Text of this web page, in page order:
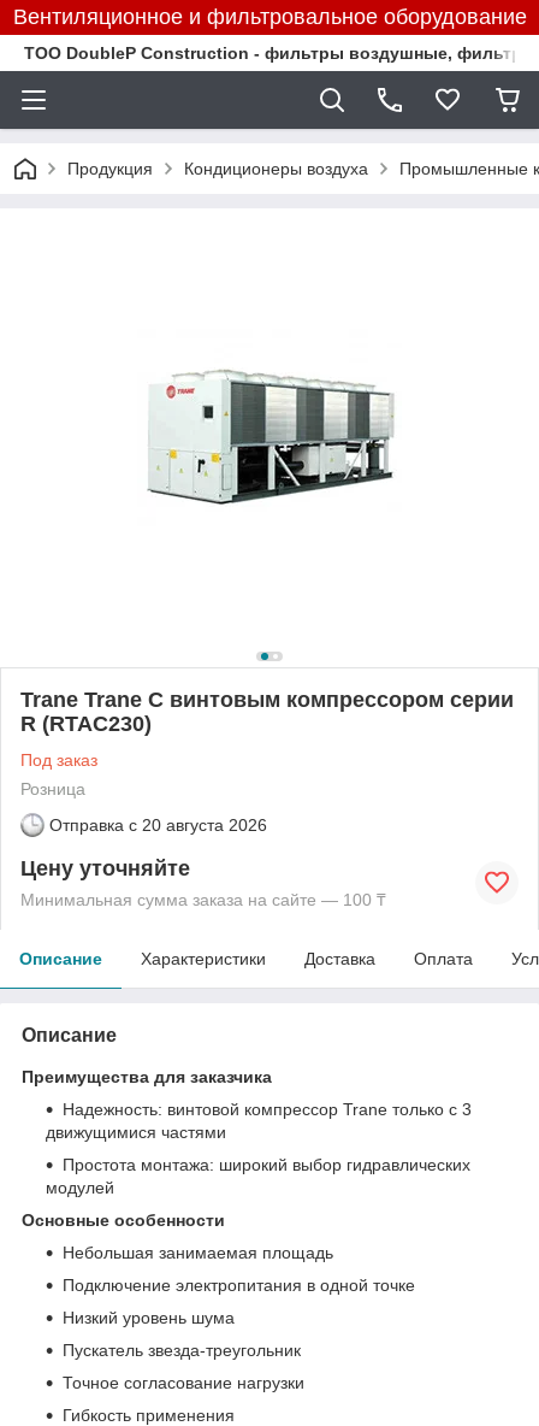
Вентиляционное и фильтровальное оборудование
TOO DoubleP Construction - фильтры воздушные,
Продукция Кондиционеры воздуха Промышленные
Trane Trane C винтовым компрессором серии
R (RTAC230)
Под заказ
Розница
Отправка с 20 августа 2026
Цену уточняйте
Минимальная сумма заказа на сайте — 100 ₸
Описание Характеристики Доставка Оплата
Описание
Преимущества для заказчика
Надежность: винтовой компрессор Trane только с 3
движущимися частями
Простота монтажа: широкий выбор гидравлических
модулей
Основные особенности
Небольшая занимаемая площадь
Подключение электропитания в одной точке
Низкий уровень шума
Пускатель звезда-треугольник
Точное согласование нагрузки
Гибкость применения